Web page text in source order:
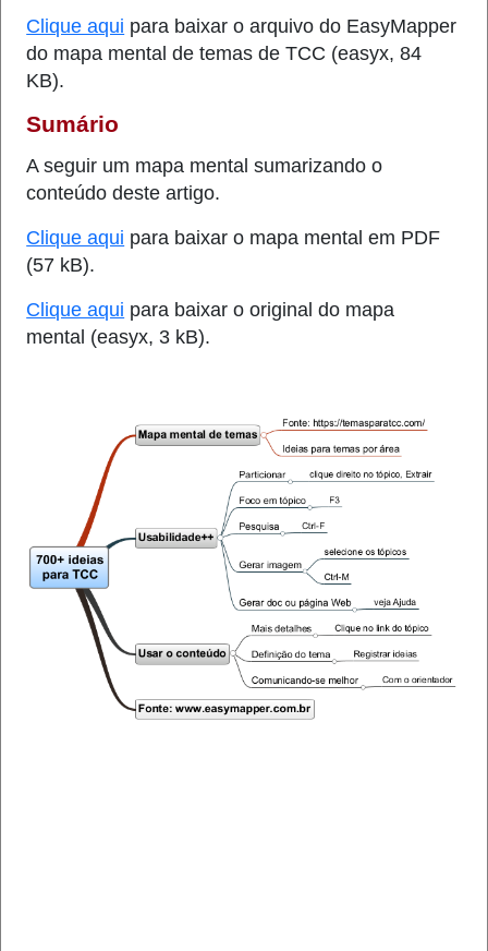
Clique aqui para baixar o arquivo do EasyMapper
do mapa mental de temas de TCC (easyx, 84
KB).
Sumário
A seguir um mapa mental sumarizando o
conteúdo deste artigo.
Clique aqui para baixar o mapa mental em PDF
(57 kB).
Clique aqui para baixar o original do mapa
mental (easyx, 3 kB).